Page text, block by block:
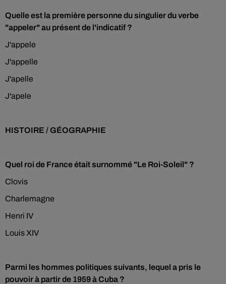
Quelle est la première personne du singulier du verbe
"appeler" au présent de l'indicatif ?
J'appele
J'appelle
J'apelle
J'apele
HISTOIRE / GÉOGRAPHIE
Quel roi de France était surnommé "Le Roi-Soleil" ?
Clovis
Charlemagne
Henri IV
Louis XIV
Parmi les hommes politiques suivants, lequel a pris le
pouvoir à partir de 1959 à Cuba ?